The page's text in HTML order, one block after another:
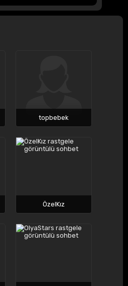
topbebek
ÖzelKız